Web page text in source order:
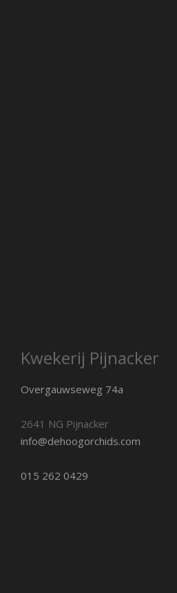
Kwekerij Pijnacker
Overgauwseweg 74a
2641 NG Pijnacker
info@dehoogorchids.com
015 262 0429